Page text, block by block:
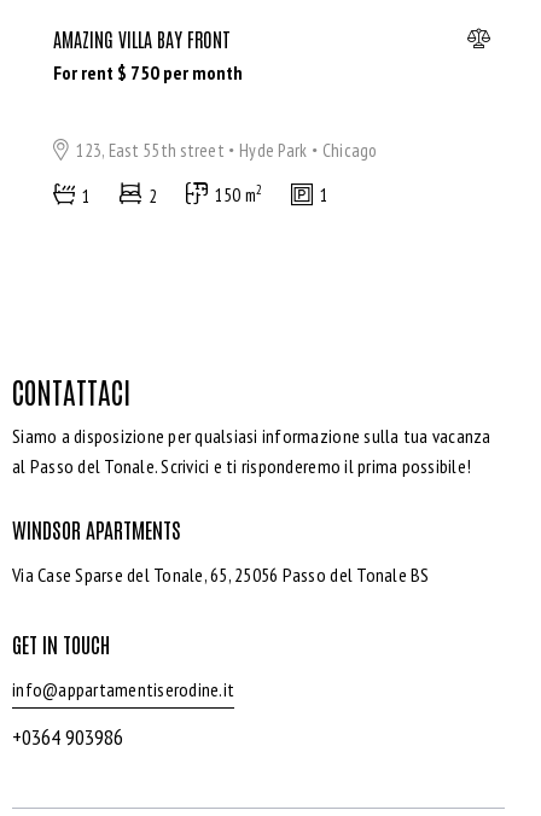
TV Cable (6)
WiFi (11)
AMAZING VILLA BAY FRONT
For rent $ 750 per month
123, East 55th street Hyde Park
Chicago
1
2 150 m2 1
CONTATTACI
Siamo a disposizione per qualsiasi informazione sulla tua vacanza
al Passo del Tonale. Scrivici e ti risponderemo il prima possibile!
WINDSOR APARTMENTS
Via Case Sparse del Tonale, 65, 25056 Passo del Tonale BS
GET IN TOUCH
info@appartamentiserodine.it
+0364 903986